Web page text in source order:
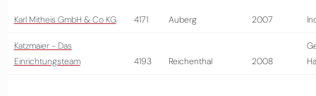
Karl Mitheis GmbH & Co KG 4171 Auberg 2007
Katzmaier - Das
Einrichtungsteam
4193 Reichenthal 2008